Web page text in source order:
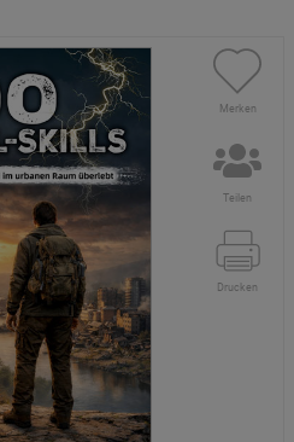
Merken
Teilen
Drucken